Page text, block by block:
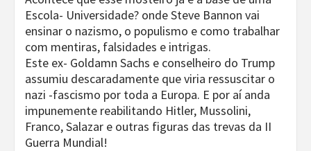
Escola- Universidade? onde Steve Bannon vai
ensinar o nazismo, o populismo e como trabalhar
com mentiras, falsidades e intrigas.
Este ex- Goldamn Sachs e conselheiro do Trump
assumiu descaradamente que viria ressuscitar o
nazi -fascismo por toda a Europa. E por aí anda
impunemente reabilitando Hitler, Mussolini,
Franco, Salazar e outras figuras das trevas da II
Guerra Mundial!